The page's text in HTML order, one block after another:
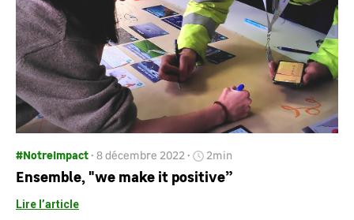
#NotreImpact 8 décembre 2022 2min
Ensemble, "we make it positive”
Lire l’article